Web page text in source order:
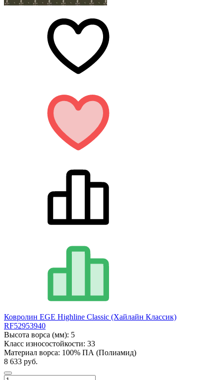
Ковролин EGE Highline Classic (Хайлайн Классик)
RF52953940
Высота ворса (мм): 5
Класс износостойкости: 33
Материал ворса: 100% ПА (Полиамид)
8 633 руб.